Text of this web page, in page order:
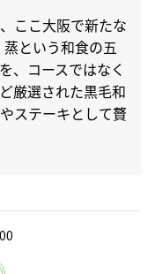
ここ大阪で新たな
という和食の五
、コースではなく
厳選された黒毛和
ステーキとして贅